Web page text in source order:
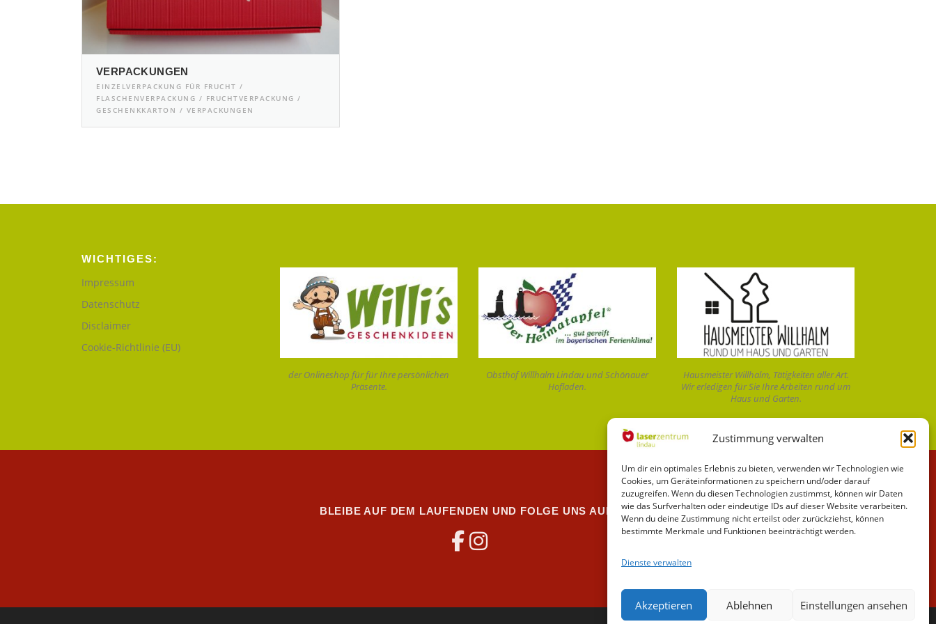
Zustimmung verwalten
Um dir ein optimales Erlebnis zu bieten, verwenden wir Technologien wie
Cookies, um Geräteinformationen zu speichern und/oder darauf
zuzugreifen. Wenn du diesen Technologien zustimmst, können wir Daten
wie das Surfverhalten oder eindeutige IDs auf dieser Website verarbeiten.
Wenn du deine Zustimmung nicht erteilst oder zurückziehst, können
bestimmte Merkmale und Funktionen beeinträchtigt werden.
Dienste verwalten
Akzeptieren Ablehnen Einstellungen ansehen
VERPACKUNGEN
EINZELVERPACKUNG FÜR FRUCHT /
FLASCHENVERPACKUNG / FRUCHTVERPACKUNG /
GESCHENKKARTON / VERPACKUNGEN
WICHTIGES:
Impressum
Datenschutz
Disclaimer
Cookie-Richtlinie (EU)
der Onlineshop für für Ihre persönlichen
Präsente.
Obsthof Willhalm Lindau und Schönauer
Hofladen.
Hausmeister Willhalm, Tätigkeiten aller Art.
Wir erledigen für Sie Ihre Arbeiten rund um
Haus und Garten.
BLEIBE AUF DEM LAUFENDEN UND FOLGE UNS AUF: